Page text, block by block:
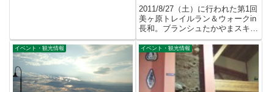
2011/8/27（土）に行われた第1回
美ヶ原トレイルラン＆ウォークin
長和。ブランシュたかやまスキー
リゾートをスタート...
イベント・観光情報 イベント・観光情報